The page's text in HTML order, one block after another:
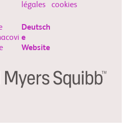
légales
cookies
Deutsch
e
Website